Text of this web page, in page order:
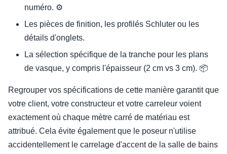
numéro. ⚙
Les pièces de finition, les profilés Schluter ou les
détails d'onglets.
La sélection spécifique de la tranche pour les plans
de vasque, y compris l'épaisseur (2 cm vs 3 cm). 📦
Regrouper vos spécifications de cette manière garantit que
votre client, votre constructeur et votre carreleur voient
exactement où chaque mètre carré de matériau est
attribué. Cela évite également que le poseur n'utilise
accidentellement le carrelage d'accent de la salle de bains